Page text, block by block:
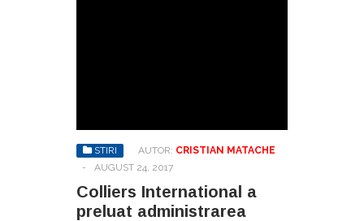
STIRI AUTOR: CRISTIAN MATACHE
-
AUGUST 24, 2017
Colliers International a
preluat administrarea